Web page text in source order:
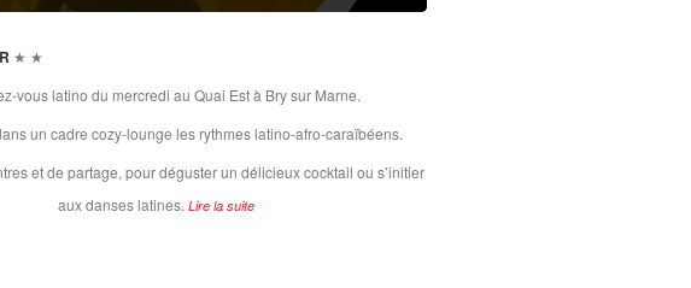
★ ★
vous latino du mercredi au Quai Est à Bry sur Marne.
un cadre cozy-lounge les rythmes latino-afro-caraïbéens.
et de partage, pour déguster un délicieux cocktail ou s’initier
aux danses latines. Lire la suite